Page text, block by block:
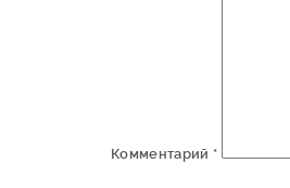
Комментарий *